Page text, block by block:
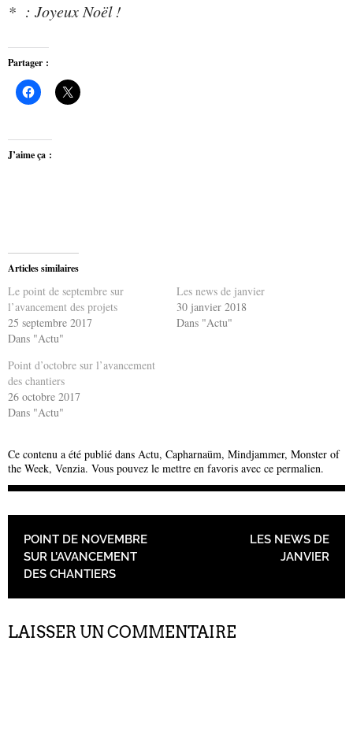
* : Joyeux Noël !
Partager :
J’aime ça :
Articles similaires
Le point de septembre sur
l’avancement des projets
25 septembre 2017
Dans "Actu"
Les news de janvier
30 janvier 2018
Dans "Actu"
Point d’octobre sur l’avancement
des chantiers
26 octobre 2017
Dans "Actu"
Ce contenu a été publié dans Actu, Capharnaüm, Mindjammer, Monster of
the Week, Venzia. Vous pouvez le mettre en favoris avec ce permalien.
NAVIGATION DES ARTICLES
POINT DE NOVEMBRE
SUR L’AVANCEMENT
DES CHANTIERS
LES NEWS DE
JANVIER
LAISSER UN COMMENTAIRE